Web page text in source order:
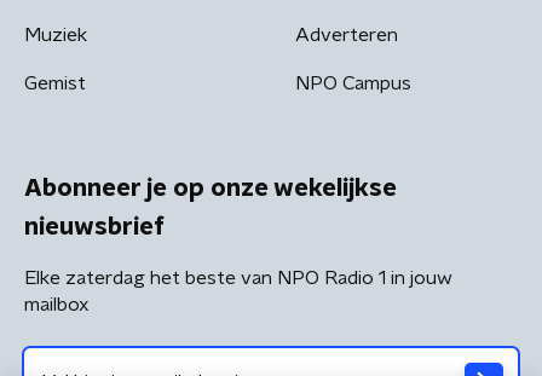
Muziek
Gemist
Adverteren
NPO Campus
Abonneer je op onze wekelijkse
nieuwsbrief
Elke zaterdag het beste van NPO Radio 1 in jouw
mailbox